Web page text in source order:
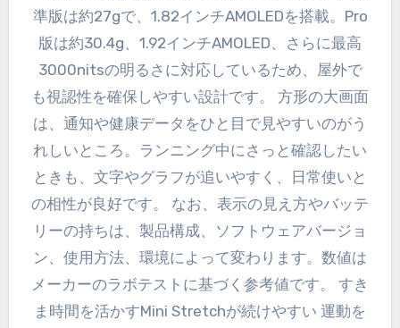
準版は約27gで、1.82インチAMOLEDを搭載。Pro
版は約30.4g、1.92インチAMOLED、さらに最高
3000nitsの明るさに対応しているため、屋外で
も視認性を確保しやすい設計です。 方形の大画面
は、通知や健康データをひと目で見やすいのがう
れしいところ。ランニング中にさっと確認したい
ときも、文字やグラフが追いやすく、日常使いと
の相性が良好です。 なお、表示の見え方やバッテ
リーの持ちは、製品構成、ソフトウェアバージョ
ン、使用方法、環境によって変わります。数値は
メーカーのラボテストに基づく参考値です。 すき
ま時間を活かすMini Stretchが続けやすい 運動を